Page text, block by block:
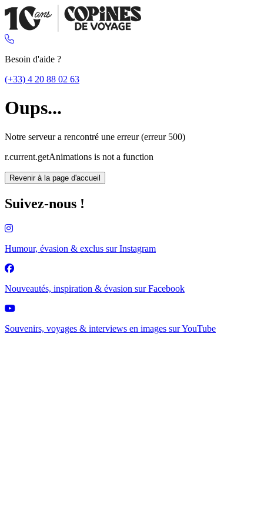
Besoin d'aide ?
(+33) 4 20 88 02 63
Oups...
Notre serveur a rencontré une erreur (erreur 500)
r.current.getAnimations is not a function
Revenir à la page d'accueil
Suivez-nous !
Humour, évasion & exclus surInstagram
Nouveautés, inspiration & évasion surFacebook
Souvenirs, voyages & interviews en images surYouTube